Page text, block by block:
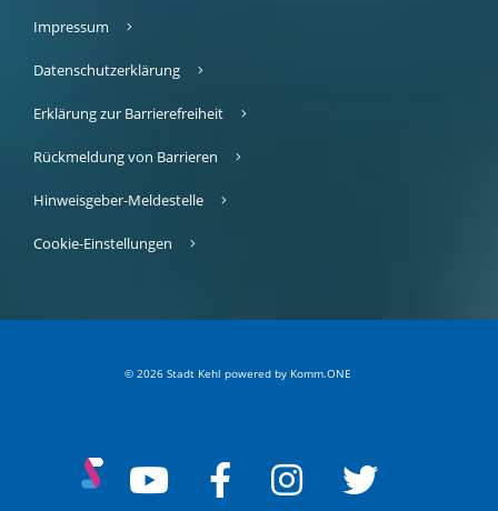
Impressum
Datenschutzerklärung
Erklärung zur Barrierefreiheit
Rückmeldung von Barrieren
Hinweisgeber-Meldestelle
Cookie-Einstellungen
© 2026 Stadt Kehl powered by Komm.ONE